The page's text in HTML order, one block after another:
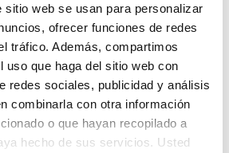
sitio web se usan para personalizar
ofrecer funciones de redes
tráfico. Además, compartimos
uso que haga del sitio web con
redes sociales, publicidad y análisis
combinarla con otra información
o que hayan recopilado a
hecho de sus servicios. Usted